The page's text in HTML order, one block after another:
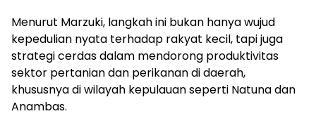
Menurut Marzuki, langkah ini bukan hanya wujud
kepedulian nyata terhadap rakyat kecil, tapi juga
strategi cerdas dalam mendorong produktivitas
sektor pertanian dan perikanan di daerah,
khususnya di wilayah kepulauan seperti Natuna dan
Anambas.